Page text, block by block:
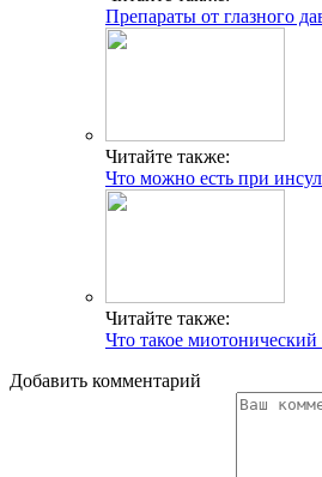
Препараты от глазного
Читайте также:
Что можно есть при
Читайте также:
Что такое
Добавить комментарий